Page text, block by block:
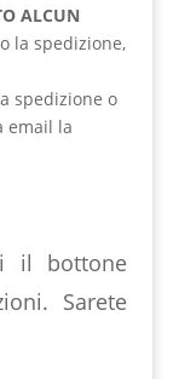
ALCUN
la spedizione,
spedizione o
email la
il bottone
Sarete